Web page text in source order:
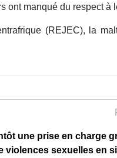
ont manqué du respect à
(REJEC), la
une prise en charge
violences sexuelles en